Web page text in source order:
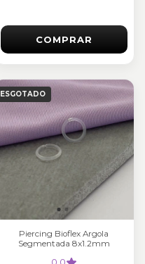
COMPRAR
ESGOTADO
Piercing Bioflex Argola
Segmentada 8x1.2mm